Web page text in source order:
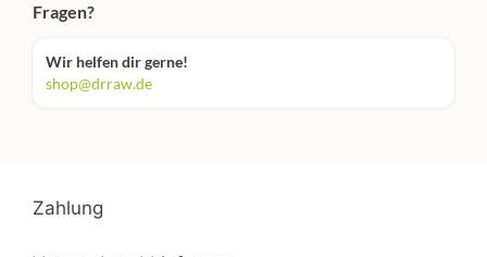
Fragen?
Wir helfen dir gerne!
shop@drraw.de
Zahlung